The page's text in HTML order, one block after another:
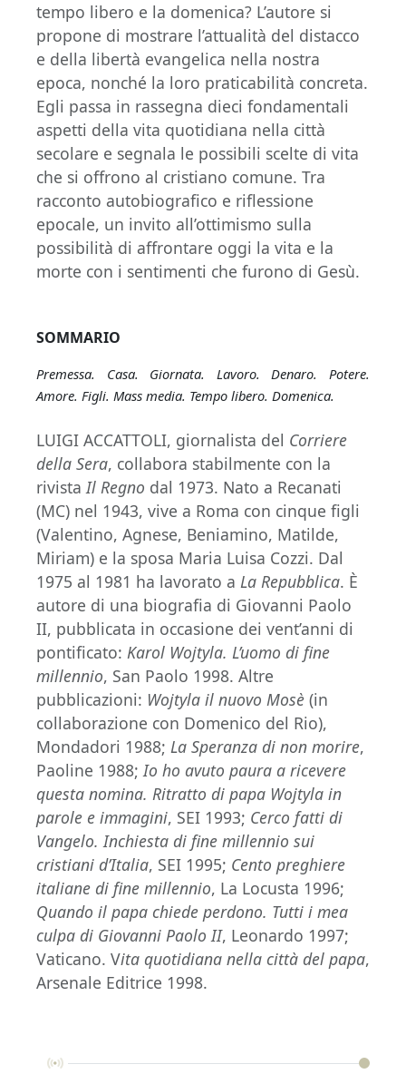
tempo libero e la domenica? L’autore si
propone di mostrare l’attualità del distacco
e della libertà evangelica nella nostra
epoca, nonché la loro praticabilità concreta.
Egli passa in rassegna dieci fondamentali
aspetti della vita quotidiana nella città
secolare e segnala le possibili scelte di vita
che si offrono al cristiano comune. Tra
racconto autobiografico e riflessione
epocale, un invito all’ottimismo sulla
possibilità di affrontare oggi la vita e la
morte con i sentimenti che furono di Gesù.
SOMMARIO
Premessa. Casa. Giornata. Lavoro. Denaro. Potere.
Amore. Figli. Mass media. Tempo libero. Domenica.
LUIGI ACCATTOLI, giornalista del Corriere
della Sera, collabora stabilmente con la
rivistaIl Regno dal 1973. Nato a Recanati
(MC) nel 1943, vive a Roma con cinque figli
(Valentino, Agnese, Beniamino, Matilde,
Miriam) e la sposa Maria Luisa Cozzi. Dal
1975 al 1981 ha lavorato a La Repubblica. È
autore di una biografia di Giovanni Paolo
II, pubblicata in occasione dei vent’anni di
pontificato: Karol Wojtyla. L’uomo di fine
millennio, San Paolo 1998. Altre
pubblicazioni: Wojtyla il nuovo Mosè (in
collaborazione con Domenico del Rio),
Mondadori 1988; La Speranza di non morire,
Paoline 1988;Io ho avuto paura a ricevere
questa nomina. Ritratto di papa Wojtyla in
parole e immagini, SEI 1993; Cerco fatti di
Vangelo. Inchiesta di fine millennio sui
cristiani d’Italia, SEI 1995; Cento preghiere
italiane di fine millennio, La Locusta 1996;
Quando il papa chiede perdono. Tutti i mea
culpa di Giovanni Paolo II, Leonardo 1997;
Vaticano. Vita quotidiana nella città del papa,
Arsenale Editrice 1998.